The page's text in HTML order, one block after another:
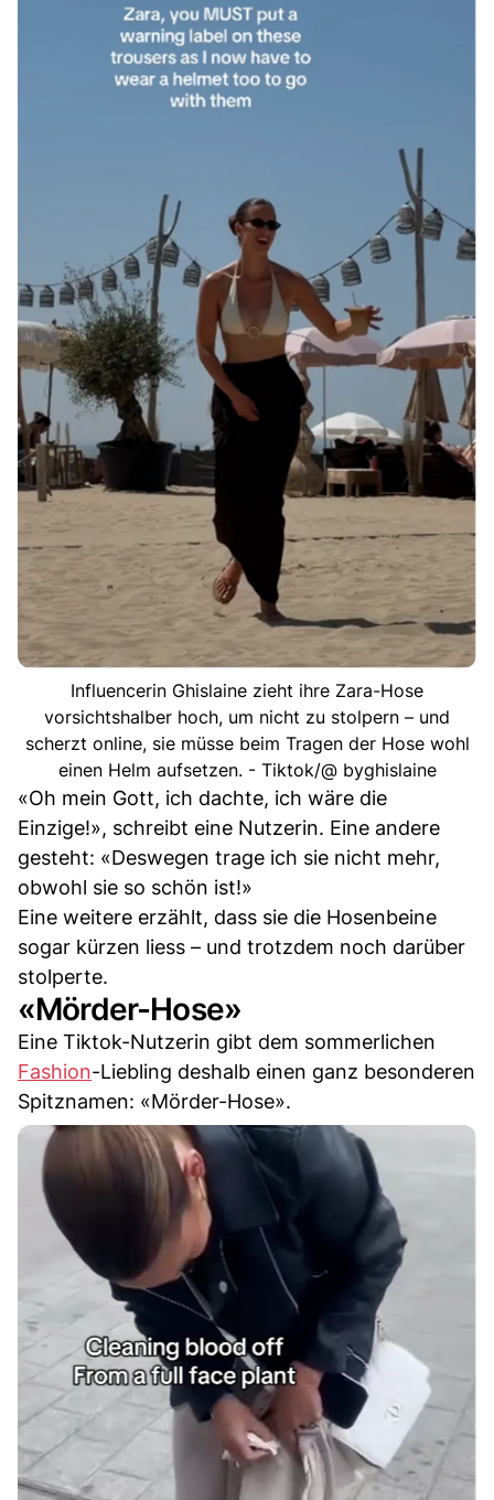
Influencerin Ghislaine zieht ihre Zara-Hose
vorsichtshalber hoch, um nicht zu stolpern – und
scherzt online, sie müsse beim Tragen der Hose wohl
einen Helm aufsetzen. - Tiktok/@ byghislaine
«Oh mein Gott, ich dachte, ich wäre die
Einzige!», schreibt eine Nutzerin. Eine andere
gesteht: «Deswegen trage ich sie nicht mehr,
obwohl sie so schön ist!»
Eine weitere erzählt, dass sie die Hosenbeine
sogar kürzen liess – und trotzdem noch darüber
stolperte.
«Mörder-Hose»
Eine Tiktok-Nutzerin gibt dem sommerlichen
Fashion-Liebling deshalb einen ganz besonderen
Spitznamen: «Mörder-Hose».